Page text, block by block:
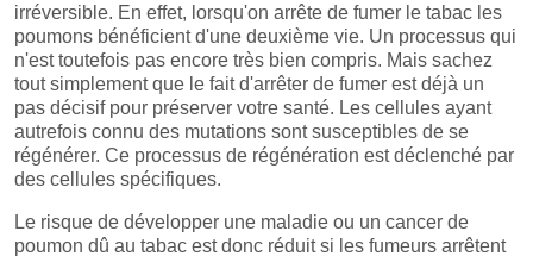
irréversible. En effet, lorsqu'on arrête de fumer le tabac les
poumons bénéficient d'une deuxième vie. Un processus qui
n'est toutefois pas encore très bien compris. Mais sachez
tout simplement que le fait d'arrêter de fumer est déjà un
pas décisif pour préserver votre santé. Les cellules ayant
autrefois connu des mutations sont susceptibles de se
régénérer. Ce processus de régénération est déclenché par
des cellules spécifiques.
Le risque de développer une maladie ou un cancer de
poumon dû au tabac est donc réduit si les fumeurs arrêtent